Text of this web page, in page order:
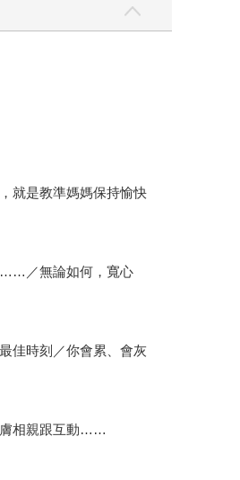
就是教準媽媽保持愉快
……／無論如何，寬心
佳時刻／你會累、會灰
膚相親跟互動……